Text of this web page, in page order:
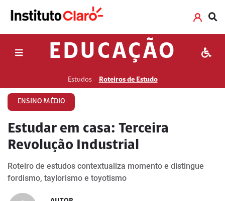
EDUCAÇÃO
Estudos Roteiros de Estudo
ENSINO MÉDIO
Estudar em casa: Terceira
Revolução Industrial
Roteiro de estudos contextualiza momento e distingue
fordismo, taylorismo e toyotismo